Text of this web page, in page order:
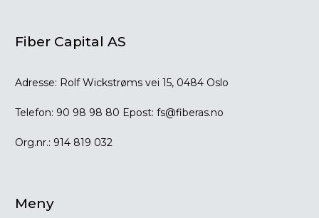
Fiber Capital AS
Adresse: Rolf Wickstrøms vei 15, 0484 Oslo
Telefon: 90 98 98 80 Epost: fs@fiberas.no
Org.nr.: 914 819 032
Meny